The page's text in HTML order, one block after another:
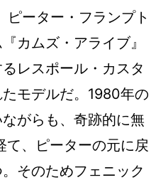
ーター・フランプト
カムズ・アライブ』
レスポール・カスタ
モデルだ。1980年の
がらも、奇跡的に無
、ピーターの元に戻
そのためフェニック